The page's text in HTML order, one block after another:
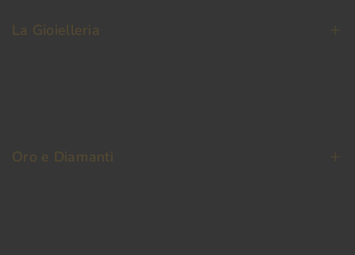
La Gioielleria
Oro e Diamanti